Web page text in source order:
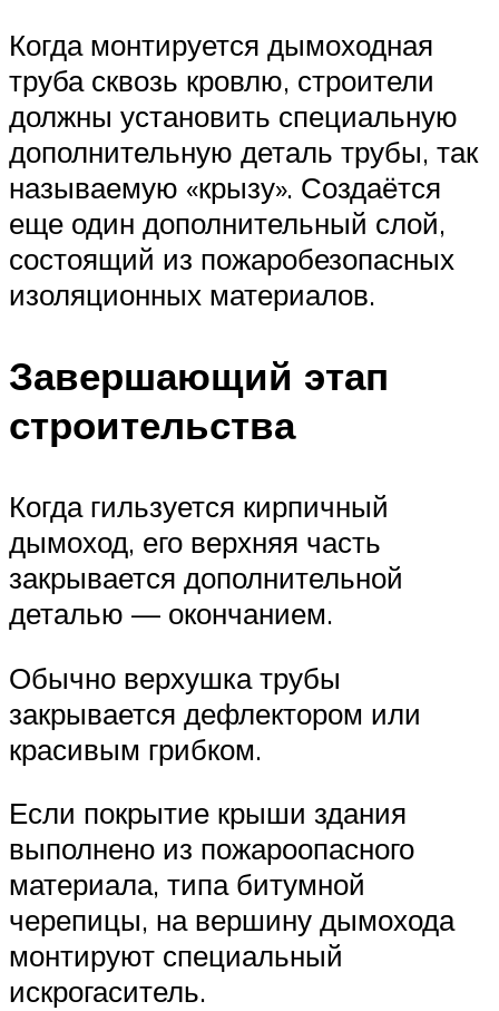
Когда монтируется дымоходная
труба сквозь кровлю, строители
должны установить специальную
дополнительную деталь трубы, так
называемую «крызу». Создаётся
еще один дополнительный слой,
состоящий из пожаробезопасных
изоляционных материалов.
Завершающий этап
строительства
Когда гильзуется кирпичный
дымоход, его верхняя часть
закрывается дополнительной
деталью — окончанием.
Обычно верхушка трубы
закрывается дефлектором или
красивым грибком.
Если покрытие крыши здания
выполнено из пожароопасного
материала, типа битумной
черепицы, на вершину дымохода
монтируют специальный
искрогаситель.